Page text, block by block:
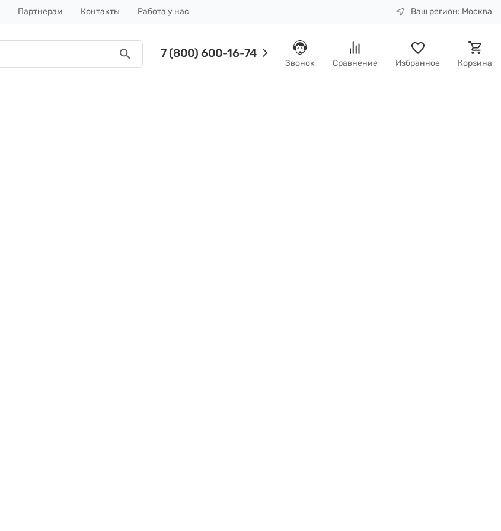
Партнерам Контакты Работа у нас Ваш регион: Москва
7 (800) 600-16-74
Звонок Сравнение Избранное Корзина